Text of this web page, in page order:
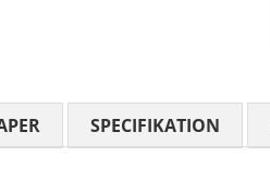
SPECIFIKATION